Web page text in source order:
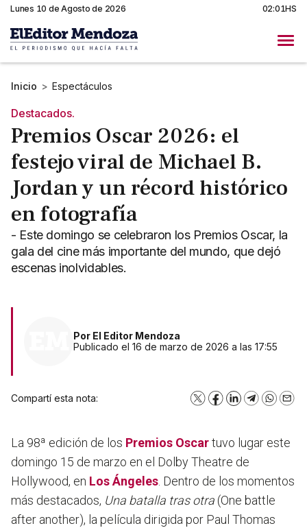
Lunes 10 de Agosto de 2026 02:01HS
Inicio > Espectáculos
Destacados.
Premios Oscar 2026: el
festejo viral de Michael B.
Jordan y un récord histórico
en fotografía
- Este domingo se celebraron los Premios Oscar, la
gala del cine más importante del mundo, que dejó
escenas inolvidables.
Por El Editor Mendoza
Publicado el 16 de marzo de 2026 a las 17:55
Compartí esta nota: X Facebook
LinkedInTelegram
La 98ª edición de los Premios Oscartuvo lugar este
domingo 15 de marzo en el Dolby Theatre de
Hollywood, en Los Ángeles . Dentro de los momentos
más destacados, Una batalla tras otra (One battle
after another), la película dirigida por Paul Thomas